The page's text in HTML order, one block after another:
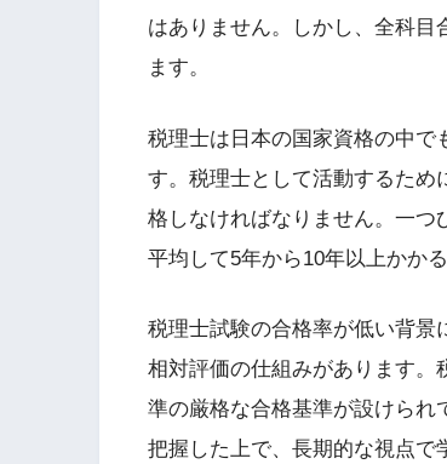
はありません。しかし、全科目
ます。
税理士は日本の国家資格の中で
す。税理士として活動するため
格しなければなりません。一つ
平均して5年から10年以上かか
税理士試験の合格率が低い背景
相対評価の仕組みがあります。
準の厳格な合格基準が設けられ
把握した上で、長期的な視点で